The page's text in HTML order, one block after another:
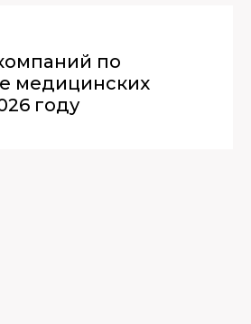
по
медицинских
году